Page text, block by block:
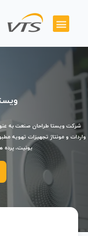
شرکت ویستا طراحان صنعت به
واردات و مونتاژ تجهیزات تهویه
یونیت، پرده